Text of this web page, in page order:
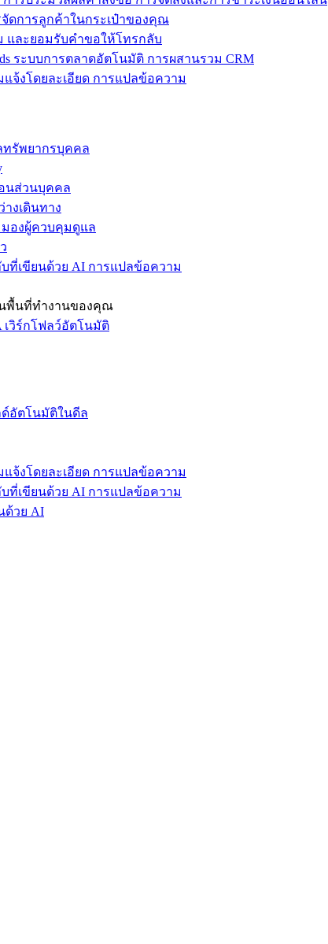
ดการลูกค้าในกระเป๋าของคุณ
และยอมรับคำขอให้โทรกลับ
ระบบการตลาดอัตโนมัติ การผสานรวม CRM
จ้งโดยละเอียด การแปลข้อความ
ทรัพยากรบุคคล
นส่วนบุคคล
งเดินทาง
มองผู้ควบคุมดูแล
ที่เขียนด้วย AI การแปลข้อความ
นพื้นที่ทำงานของคุณ
เวิร์กโฟลว์อัตโนมัติ
ด์อัตโนมัติในดีล
จ้งโดยละเอียด การแปลข้อความ
ที่เขียนด้วย AI การแปลข้อความ
ด้วย AI